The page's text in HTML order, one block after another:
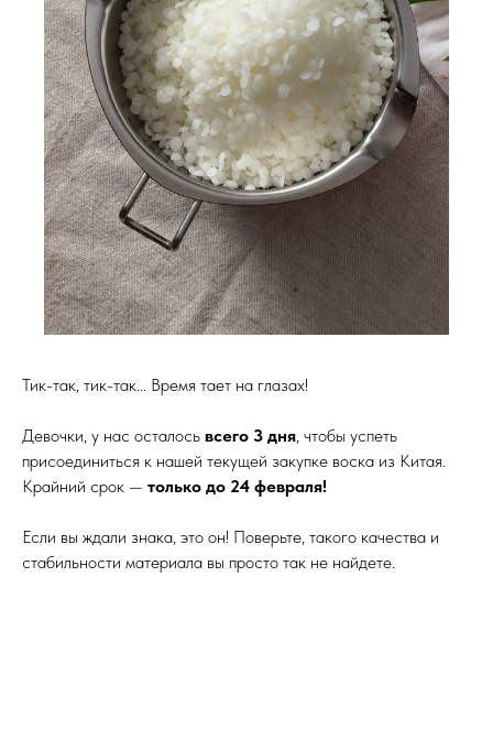
Тик-так, тик-так... Время тает на глазах!
Девочки, у нас осталось всего 3 дня, чтобы успеть
присоединиться к нашей текущей закупке воска из Китая.
Крайний срок — только до 24 февраля!
Если вы ждали знака, это он! Поверьте, такого качества и
стабильности материала вы просто так не найдете.